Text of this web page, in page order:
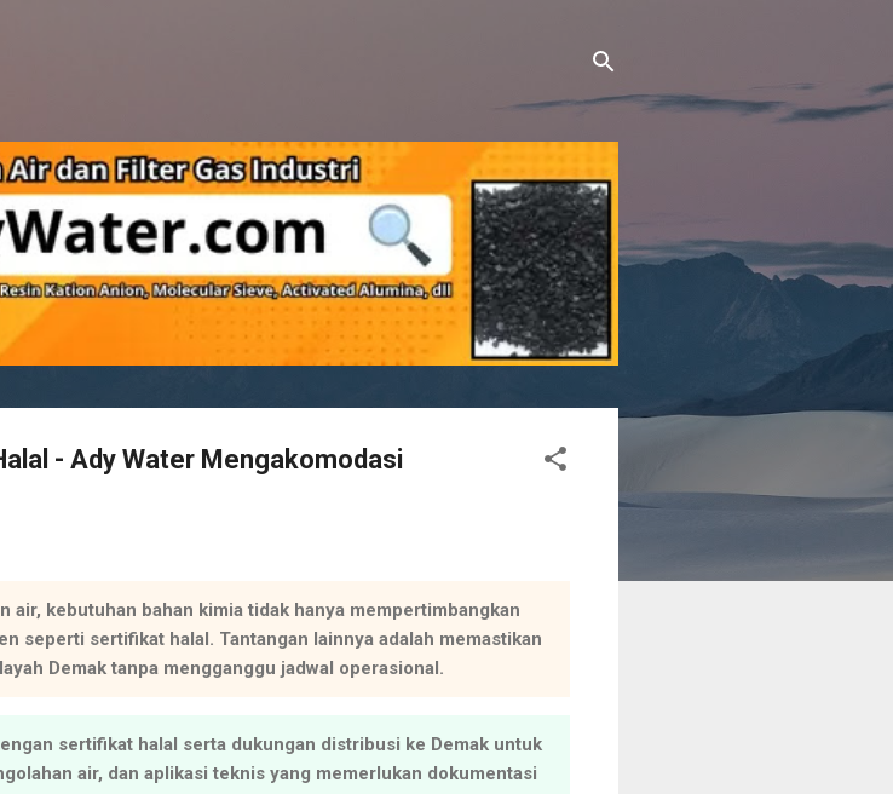
- Ady Water Mengakomodasi
air, kebutuhan bahan kimia tidak hanya mempertimbangkan
seperti sertifikat halal. Tantangan lainnya adalah memastikan
Demak tanpa mengganggu jadwal operasional.
sertifikat halal serta dukungan distribusi ke Demak untuk
air, dan aplikasi teknis yang memerlukan dokumentasi